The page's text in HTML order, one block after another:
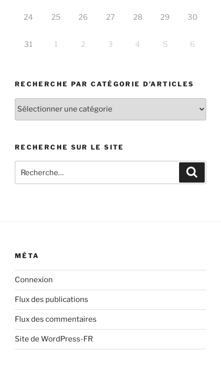
24 25 26 27 28 29 30
31 1 2 3 4 5 6
RECHERCHE PAR CATÉGORIE D’ARTICLES
RECHERCHE SUR LE SITE
pour
MÉTA
Connexion
Flux des publications
Flux des commentaires
Site de WordPress-FR